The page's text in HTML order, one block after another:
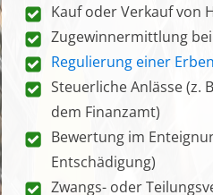
Kauf oder Verkauf von
Zugewinnermittlung
Regulierung einer
Steuerliche Anlässe (z.
dem Finanzamt)
Bewertung im
Entschädigung)
Zwangs- oder